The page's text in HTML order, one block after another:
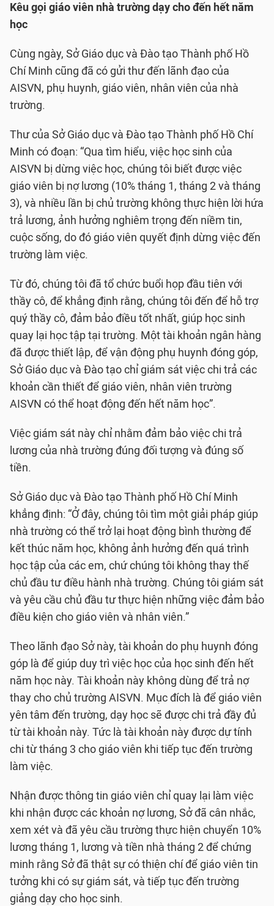
Kêu gọi giáo viên nhà trường dạy cho đến hết năm
học
Cùng ngày, Sở Giáo dục và Đào tạo Thành phố Hồ
Chí Minh cũng đã có gửi thư đến lãnh đạo của
AISVN, phụ huynh, giáo viên, nhân viên của nhà
trường.
Thư của Sở Giáo dục và Đào tạo Thành phố Hồ Chí
Minh có đoạn: “Qua tìm hiểu, việc học sinh của
AISVN bị dừng việc học, chúng tôi biết được việc
giáo viên bị nợ lương (10% tháng 1, tháng 2 và tháng
3), và nhiều lần bị chủ trường không thực hiện lời hứa
trả lương, ảnh hưởng nghiêm trọng đến niềm tin,
cuộc sống, do đó giáo viên quyết định dừng việc đến
trường làm việc.
Từ đó, chúng tôi đã tổ chức buổi họp đầu tiên với
thầy cô, để khẳng định rằng, chúng tôi đến để hỗ trợ
quý thầy cô, đảm bảo điều tốt nhất, giúp học sinh
quay lại học tập tại trường. Một tài khoản ngân hàng
đã được thiết lập, để vận động phụ huynh đóng góp,
Sở Giáo dục và Đào tạo chỉ giám sát việc chi trả các
khoản cần thiết để giáo viên, nhân viên trường
AISVN có thể hoạt động đến hết năm học”.
Việc giám sát này chỉ nhằm đảm bảo việc chi trả
lương của nhà trường đúng đối tượng và đúng số
tiền.
Sở Giáo dục và Đào tạo Thành phố Hồ Chí Minh
khẳng định: “Ở đây, chúng tôi tìm một giải pháp giúp
nhà trường có thể trở lại hoạt động bình thường để
kết thúc năm học, không ảnh hưởng đến quá trình
học tập của các em, chứ chúng tôi không thay thế
chủ đầu tư điều hành nhà trường. Chúng tôi giám sát
và yêu cầu chủ đầu tư thực hiện những việc đảm bảo
điều kiện cho giáo viên và nhân viên.”
Theo lãnh đạo Sở này, tài khoản do phụ huynh đóng
góp là để giúp duy trì việc học của học sinh đến hết
năm học này. Tài khoản này không dùng để trả nợ
thay cho chủ trường AISVN. Mục đích là để giáo viên
yên tâm đến trường, dạy học sẽ được chi trả đầy đủ
từ tài khoản này. Tức là tài khoản này được dự tính
chi từ tháng 3 cho giáo viên khi tiếp tục đến trường
làm việc.
Nhận được thông tin giáo viên chỉ quay lại làm việc
khi nhận được các khoản nợ lương, Sở đã cân nhắc,
xem xét và đã yêu cầu trường thực hiện chuyển 10%
lương tháng 1, lương và tiền nhà tháng 2 để chứng
minh rằng Sở đã thật sự có thiện chí để giáo viên tin
tưởng khi có sự giám sát, và tiếp tục đến trường
giảng dạy cho học sinh.